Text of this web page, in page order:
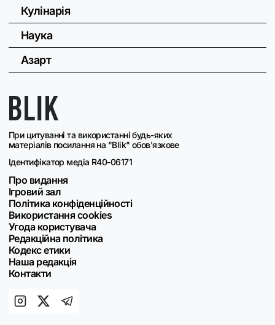
При цитуванні та використанні будь-яких
матеріалів посилання на "Blik" обов'язкове
Ідентифікатор медіа R40-06171
Про видання
Ігровий зал
Політика конфіденційності
Використання cookies
Угода користувача
Редакційна політика
Кодекс етики
Наша редакція
Контакти
Кулінарія
Наука
Азарт